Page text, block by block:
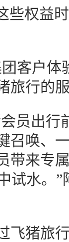
些权益
客户
旅行的
员出
召唤、
带来专
试水。
飞猪旅